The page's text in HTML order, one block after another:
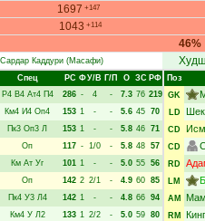
1697 +147
1043 +114
46%
Сардар Каддури (Масафи)
Спец РC ФУ/В Г/П О ЗС РФ
Р4 В4 Ат4 П4 286 - 4 - 7.3 76 219
Км4 И4 Оп4 153 1 - - 5.6 45 70
Пк3 Оп3 Л 153 1 - - 5.8 46 71
Оп 117 - 1/0 - 5.8 48 57
Км Ат Уг 101 1 - - 5.0 55 56
Оп 142 2 2/1 - 4.9 60 85
Пк4 У3 Л4 142 1 - - 4.8 66 94
Км4 У Л2 133 1 2/2 - 5.0 59 80
Поз
GK
LD
CD
CD
RD
LM
AM
RM